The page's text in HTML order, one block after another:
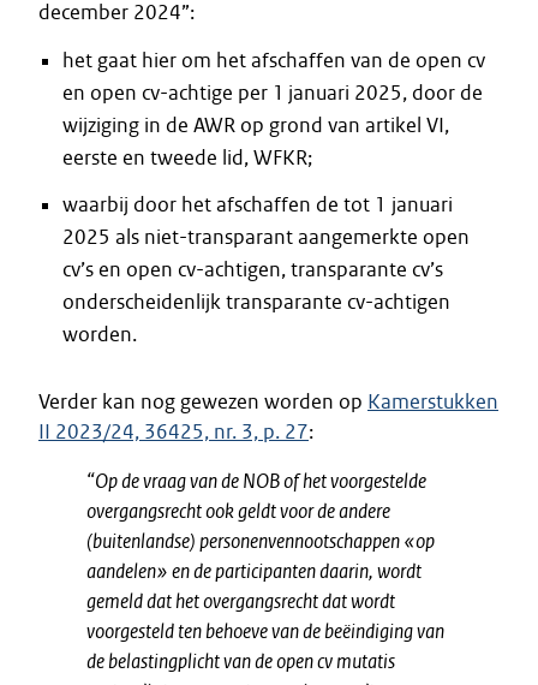
december 2024”:
het gaat hier om het afschaffen van de open cv
en open cv-achtige per 1 januari 2025, door de
wijziging in de AWR op grond van artikel VI,
eerste en tweede lid, WFKR;
waarbij door het afschaffen de tot 1 januari
2025 als niet-transparant aangemerkte open
cv’s en open cv-achtigen, transparante cv’s
onderscheidenlijk transparante cv-achtigen
worden.
Verder kan nog gewezen worden op Kamerstukken
II 2023/24, 36425, nr. 3, p. 27:
“Op de vraag van de NOB of het voorgestelde
overgangsrecht ook geldt voor de andere
(buitenlandse) personenvennootschappen «op
aandelen» en de participanten daarin, wordt
gemeld dat het overgangsrecht dat wordt
voorgesteld ten behoeve van de beëindiging van
de belastingplicht van de open cv mutatis